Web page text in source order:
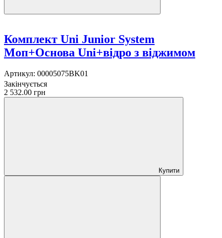
Комплект Uni Junior System
Моп+Основа Uni+відро з віджимом
Артикул: 00005075BK01
Закінчується
2 532.00 грн
Купити